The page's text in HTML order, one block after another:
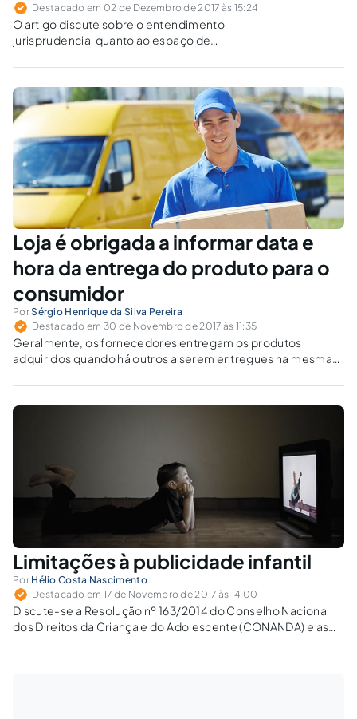
Destacado em 02 de Dezembro de 2017 às 15:24
O artigo discute sobre o entendimento
jurisprudencial quanto ao espaço de
julgamento pelo STF.
Loja é obrigada a informar data e
hora da entrega do produto para o
consumidor
PorSérgio Henrique da Silva Pereira
Destacado em 30 de Novembro de 2017 às 11:35
Geralmente, os fornecedores entregam os produtos
adquiridos quando há outros a serem entregues na mesma
caso você, consumidor, não se encontre em casa para
receber o produto.
Limitações à publicidade infantil
Por Hélio Costa Nascimento
Destacado em 17 de Novembro de 2017 às 14:00
Discute-se a Resolução nº 163/2014 do Conselho Nacional
dos Direitos da Criança e do Adolescente (CONANDA) e as
comunicação mercadológica direcionada a crianças e